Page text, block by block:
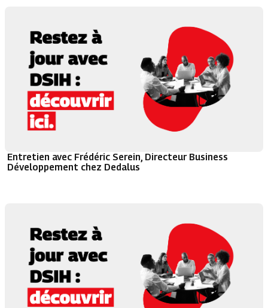
Entretien avec Frédéric Serein, Directeur Business
Développement chez Dedalus